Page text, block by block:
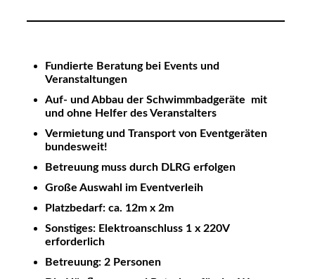
Fundierte Beratung bei Events und
Veranstaltungen
Auf- und Abbau der Schwimmbadgeräte mit
und ohne Helfer des Veranstalters
Vermietung und Transport von Eventgeräten
bundesweit!
Betreuung muss durch DLRG erfolgen
Große Auswahl im Eventverleih
Platzbedarf: ca. 12m x 2m
Sonstiges: Elektroanschluss 1 x 220V
erforderlich
Betreuung: 2 Personen